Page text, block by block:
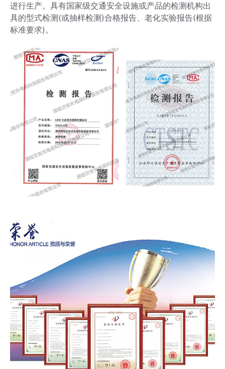
进行生产。具有国家级交通安全设施或产品的检测机构出
具的型式检测(或抽样检测)合格报告、老化实验报告(根据
标准要求)。